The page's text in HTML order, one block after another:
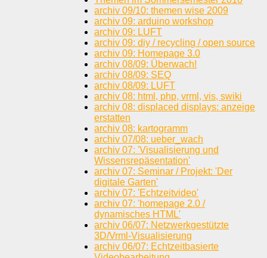
archiv 09/10: themen wise 2009
archiv 09: arduino workshop
archiv 09: LUFT
archiv 09: diy / recycling / open source
archiv 09: Homepage 3.0
archiv 08/09: Überwach!
archiv 08/09: SEQ
archiv 08/09: LUFT
archiv 08: html, php, vrml, vis, swiki
archiv 08: displaced displays: anzeige
erstatten
archiv 08: kartogramm
archiv 07/08: ueber_wach
archiv 07: 'Visualisierung und
Wissensrepäsentation'
archiv 07: Seminar / Projekt: 'Der
digitale Garten'
archiv 07: 'Echtzeitvideo'
archiv 07: 'homepage 2.0 /
dynamisches HTML'
archiv 06/07: Netzwerkgestützte
3D/Vrml-Visualisierung
archiv 06/07: Echtzeitbasierte